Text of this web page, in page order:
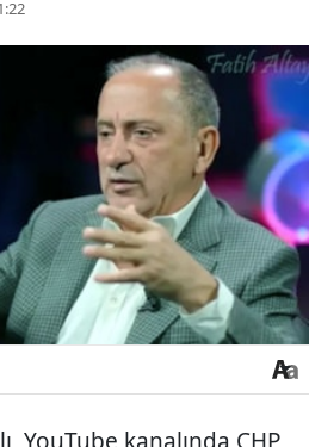
YouTube kanalında CHP